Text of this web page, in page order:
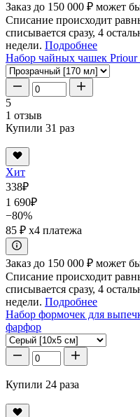
Заказ до 150 000 ₽ может
Списание происходит
списывается сразу, 4
недели. Подробнее
Набор чайных чашек Priour
5
1 отзыв
Купили 31 раз
Хит
338₽
1 690₽
−80%
85 ₽ x4 платежа
Заказ до 150 000 ₽ может
Списание происходит
списывается сразу, 4
недели. Подробнее
Набор формочек для
фарфор
Купили 24 раза